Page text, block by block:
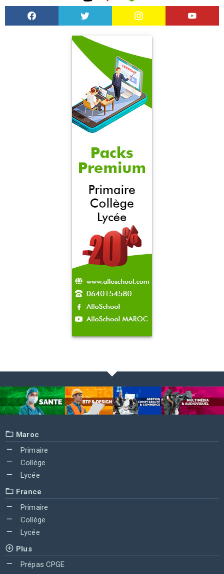
Maroc
Primaire
Collège
Lycée
France
Primaire
Collège
Lycée
Plus
Prépas CPGE